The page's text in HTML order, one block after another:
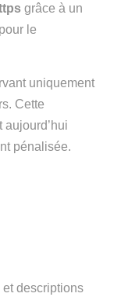
grâce à un
le
uniquement
Cette
pénalisée.
et descriptions